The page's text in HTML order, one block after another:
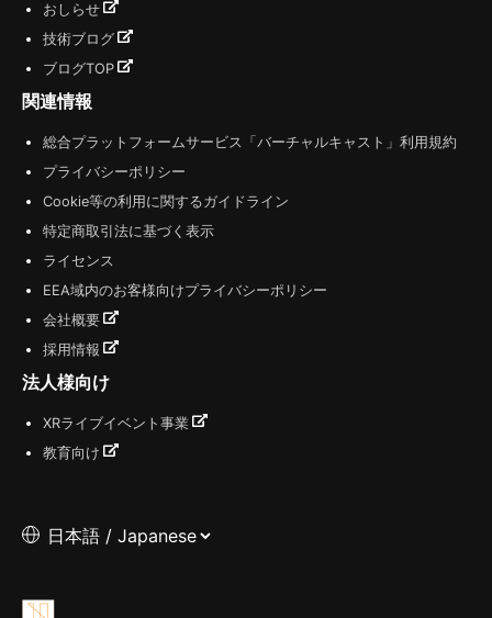
おしらせ
技術ブログ
ブログTOP
関連情報
総合プラットフォームサービス「バーチャルキャスト」利用規約
プライバシーポリシー
Cookie等の利用に関するガイドライン
特定商取引法に基づく表示
ライセンス
EEA域内のお客様向けプライバシーポリシー
会社概要
採用情報
法人様向け
XRライブイベント事業
教育向け